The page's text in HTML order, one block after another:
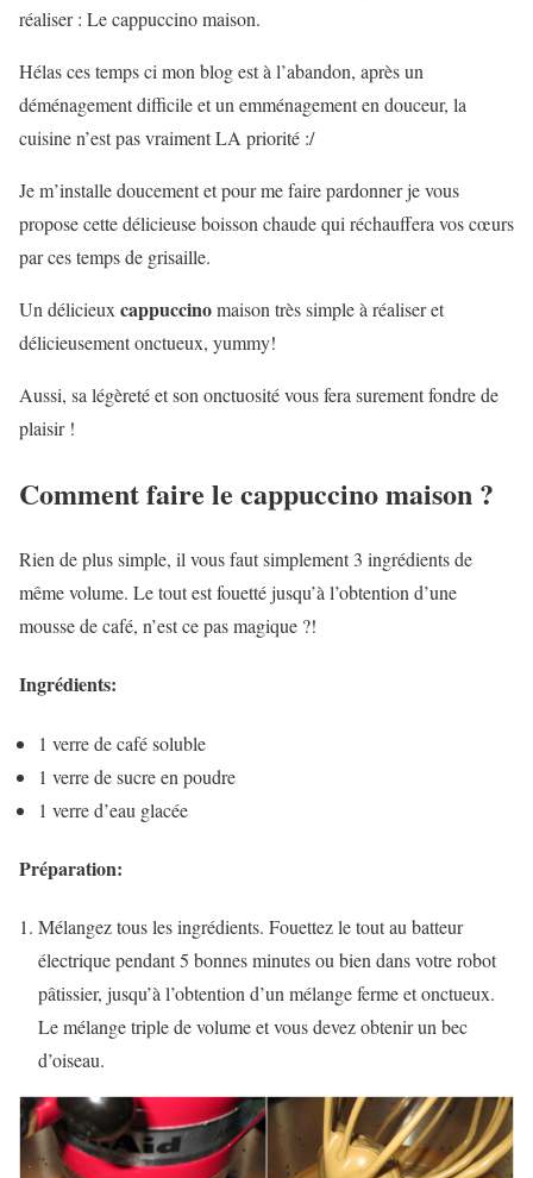
réaliser : Le cappuccino maison.
Hélas ces temps ci mon blog est à l’abandon, après un
déménagement difficile et un emménagement en douceur, la
cuisine n’est pas vraiment LA priorité :/
Je m’installe doucement et pour me faire pardonner je vous
propose cette délicieuse boisson chaude qui réchauffera vos cœurs
par ces temps de grisaille.
Un délicieuxcappuccinomaison très simple à réaliser et
délicieusement onctueux, yummy!
Aussi, sa légèreté et son onctuosité vous fera surement fondre de
plaisir !
Comment faire le cappuccino maison ?
Rien de plus simple, il vous faut simplement 3 ingrédients de
même volume. Le tout est fouetté jusqu’à l’obtention d’une
mousse de café, n’est ce pas magique ?!
Ingrédients:
1 verre de café soluble
1 verre de sucre en poudre
1 verre d’eau glacée
Préparation:
Mélangez tous les ingrédients. Fouettez le tout au batteur
électrique pendant 5 bonnes minutes ou bien dans votre robot
pâtissier, jusqu’à l’obtention d’un mélange ferme et onctueux.
Le mélange triple de volume et vous devez obtenir un bec
d’oiseau.